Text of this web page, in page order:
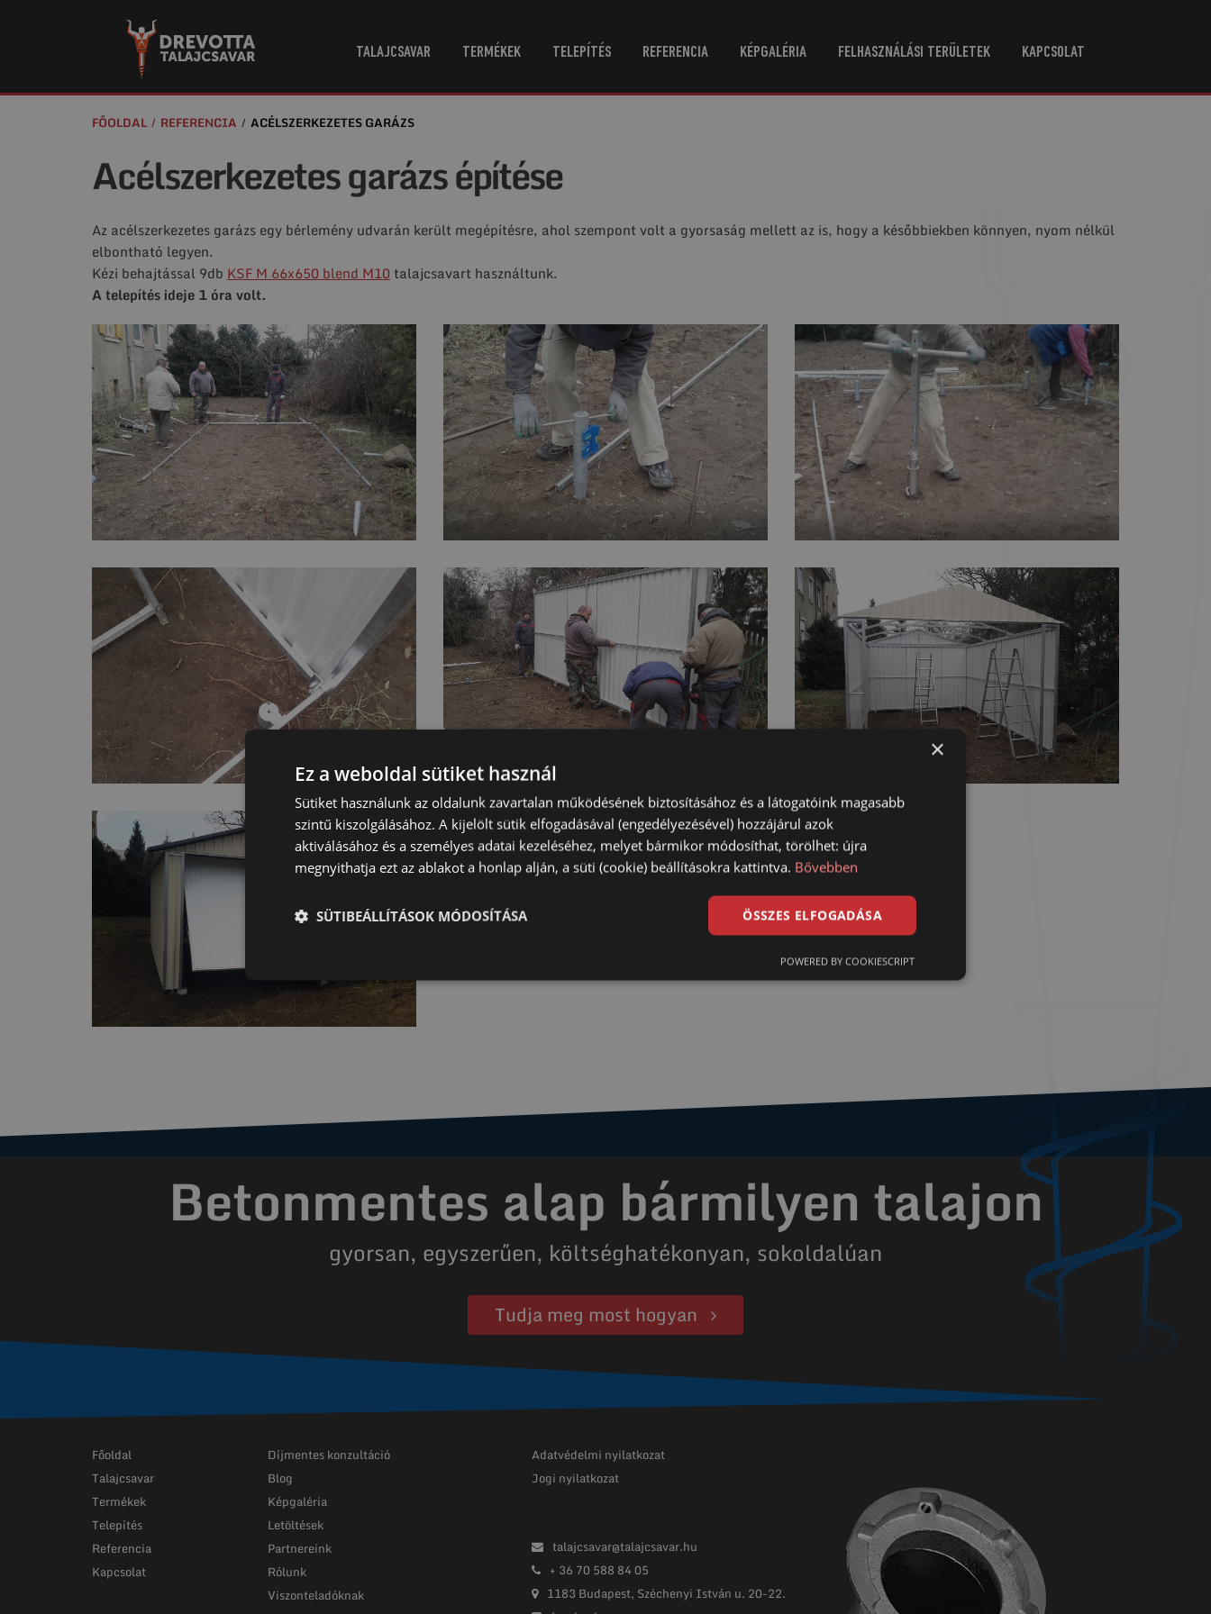
TALAJCSAVAR TERMÉKEK TELEPÍTÉS REFERENCIA KÉPGALÉRIA FELHASZNÁLÁSI TERÜLETEK KAPCSOLAT
FŐOLDAL REFERENCIA ACÉLSZERKEZETES GARÁZS
Acélszerkezetes garázs építése
Az acélszerkezetes garázs egy bérlemény udvarán került megépítésre, ahol szempont volt a gyorsaság mellett az is, hogy a későbbiekben könnyen, nyom nélkül
elbontható legyen.
Kézi behajtással 9db KSF M 66x650 blend M10talajcsavart használtunk.
A telepítés ideje 1 óra volt.
Betonmentes alap bármilyen talajon
gyorsan, egyszerűen, költséghatékonyan, sokoldalúan
Tudja meg most hogyan
Főoldal
Talajcsavar
Termékek
Telepítés
Referencia
Kapcsolat
Díjmentes konzultáció
Blog
Képgaléria
Letöltések
Partnereink
Rólunk
Viszonteladóknak
Adatvédelmi nyilatkozat
Jogi nyilatkozat
talajcsavar@talajcsavar.hu
+ 36 70 588 84 05
1183 Budapest, Széchenyi István u. 20-22.
×
Ez a weboldal sütiket használ
Sütiket használunk az oldalunk zavartalan működésének biztosításához és a látogatóink magasabb
szintű kiszolgálásához. A kijelölt sütik elfogadásával (engedélyezésével) hozzájárul azok
aktiválásához és a személyes adatai kezeléséhez, melyet bármikor módosíthat, törölhet: újra
megnyithatja ezt az ablakot a honlap alján, a süti (cookie) beállításokra kattintva. Bővebben
ÖSSZES ELFOGADÁSA
SÜTIBEÁLLÍTÁSOK MÓDOSÍTÁSA
POWERED BY COOKIESCRIPT